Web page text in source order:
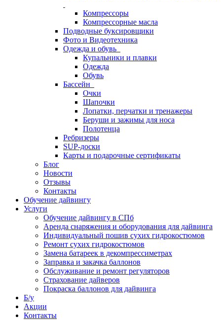
Компрессоры
Компрессорные масла
Подводные буксировщики
Фото и Видеотехника
Одежда и обувь
Купальники и плавки
Одежда
Обувь
Бассейн
Очки
Шапочки
Лопатки, перчатки и тренажеры
Беруши и зажимы для носа
Полотенца
Ребризеры
SUP-доски
Карты и подарочные сертификаты
Блог
Новости
Отзывы
Контакты
Обучение дайвингу
Услуги
Обучение дайвингу в СПб
Аренда снаряжения и оборудования для дайвинга
Индивидуальный пошив сухих гидрокостюмов
Ремонт сухих гидрокостюмов
Замена батареек в декомпрессиметрах
Заправка и закачка баллонов
Обслуживание и ремонт регуляторов
Страхование дайверов
Покраска баллонов для дайвинга
Б/у
Акции
Контакты